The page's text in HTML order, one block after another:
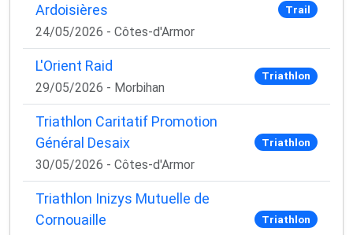
Ardoisières
24/05/2026 - Côtes-d'Armor
Trail
L'Orient Raid
29/05/2026 - Morbihan
Triathlon
Triathlon Caritatif Promotion
Général Desaix
30/05/2026 - Côtes-d'Armor
Triathlon
Triathlon Inizys Mutuelle de
Cornouaille
Triathlon